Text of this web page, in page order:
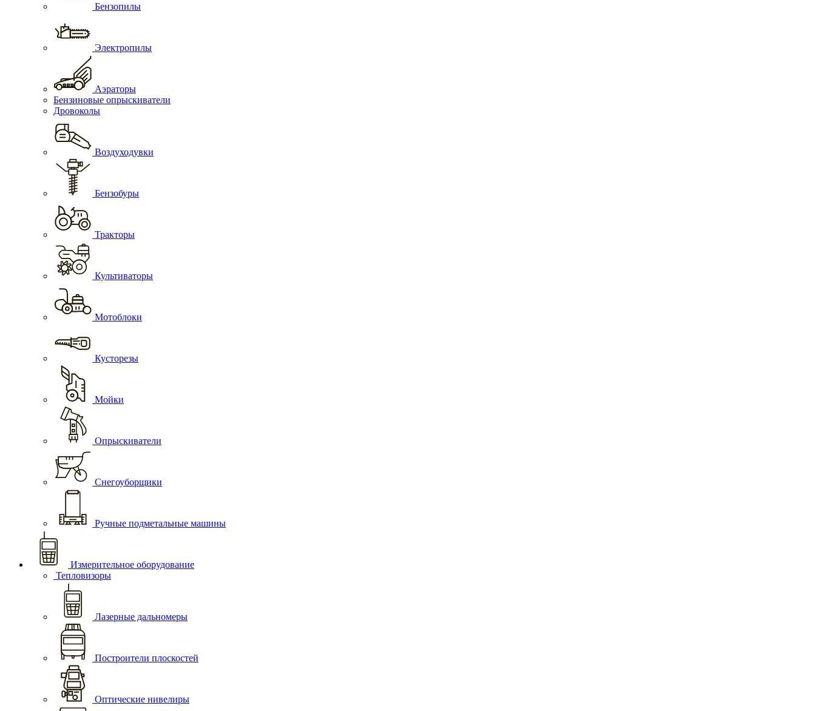
Бензопилы
Электропилы
Аэраторы
Бензиновые опрыскиватели
Дровоколы
Воздуходувки
Бензобуры
Тракторы
Культиваторы
Мотоблоки
Кусторезы
Мойки
Опрыскиватели
Снегоуборщики
Ручные подметальные машины
Измерительное оборудование
Тепловизоры
Лазерные дальномеры
Построители плоскостей
Оптические нивелиры